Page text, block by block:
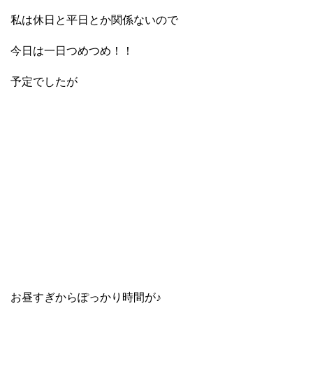
私は休日と平日とか関係ないので
今日は一日つめつめ！！
予定でしたが
お昼すぎからぽっかり時間が♪